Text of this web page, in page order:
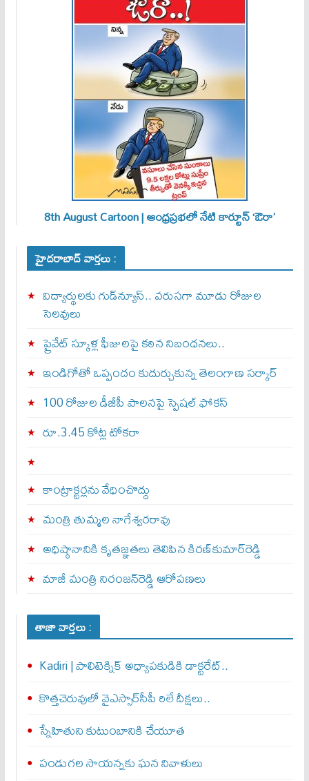
8th August Cartoon | ఆంధ్రప్రభలో నేటి కార్టూన్ ‘ఔరా’
హైదరాబాద్ వార్తలు :
విద్యార్థులకు గుడ్‌న్యూస్.. వరుసగా మూడు రోజుల
సెలవులు
ప్రైవేట్ స్కూళ్ల ఫీజులపై కఠిన నిబంధనలు..
ఇండిగోతో ఒప్పందం కుదుర్చుకున్న తెలంగాణ స‌ర్కార్
100 రోజుల డీజీపీ పాలనపై స్పెషల్ ఫోకస్
రూ.3.45 కోట్ల టోకరా
కాంట్రాక్టర్లను వేధించొద్దు
మంత్రి తుమ్మల నాగేశ్వరరావు
అధిష్ఠానానికి కృతజ్ఞతలు తెలిపిన కిరణ్‌కుమార్‌రెడ్డి
మాజీ మంత్రి నిరంజన్‌రెడ్డి ఆరోపణలు
తాజా వార్తలు :
Kadiri | పాలిటెక్నిక్ అధ్యాపకుడికి డాక్టరేట్..
కొత్తచెరువులో వైఎస్సార్‌సీపీ రిలే దీక్షలు..
స్నేహితుని కుటుంబానికి చేయూత‌
పండుగల సాయన్నకు ఘన నివాళులు